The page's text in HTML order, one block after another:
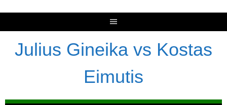
Julius Gineika vs Kostas
Eimutis